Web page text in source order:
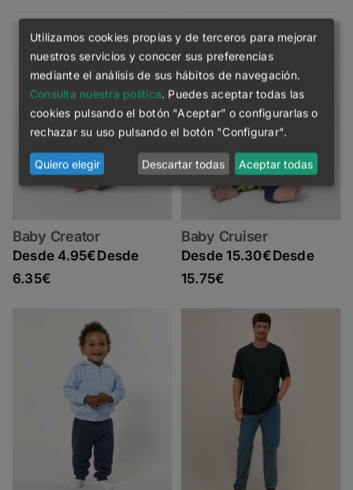
Baby Creator
4.95€
6.35€
Baby Cruiser
15.30€
15.75€
Utilizamos cookies propias y de terceros para mejorar
nuestros servicios y conocer sus preferencias
mediante el análisis de sus hábitos de navegación.
Consulta nuestra política. Puedes aceptar todas las
cookies pulsando el botón "Aceptar” o configurarlas o
rechazar su uso pulsando el botón "Configurar".
Quiero elegir Descartar todas Aceptar todas